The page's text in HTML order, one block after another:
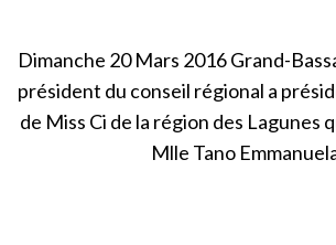
Dimanche 20 Mars 2016 Grand-
président du conseil régional a
de Miss Ci de la région des Lagunes
Mlle Tano